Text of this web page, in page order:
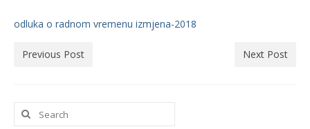
odluka o radnom vremenu izmjena-2018
Previous Post Next Post
Search
for: